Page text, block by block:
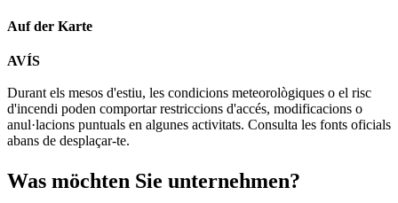
Auf der Karte
−
AVÍS
Durant els mesos d'estiu, les condicions meteorològiques o el risc
d'incendi poden comportar restriccions d'accés, modificacions o
anul·lacions puntuals en algunes activitats. Consulta les fonts oficials
abans de desplaçar-te.
Was möchten Sie unternehmen?